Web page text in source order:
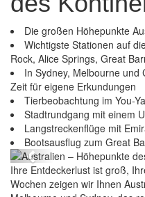
Die großen Höhepunkte
Wichtigste Stationen auf
Rock, Alice Springs, Great
In Sydney, Melbourne und
Zeit für eigene Erkundungen
Tierbeobachtung im You-
Stadtrundgang mit einem
Langstreckenflüge mit
Bootsausflug zum Great
Australien –
Previous
Ihre Entdeckerlust ist groß,
Wochen zeigen wir Ihnen